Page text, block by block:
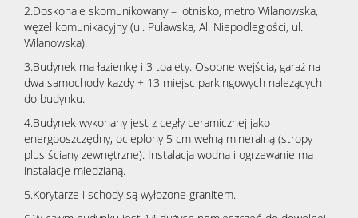
2.Doskonale skomunikowany – lotnisko, metro Wilanowska,
węzeł komunikacyjny (ul. Puławska, Al. Niepodległości, ul.
Wilanowska).
3.Budynek ma łazienkę i 3 toalety. Osobne wejścia, garaż na
dwa samochody każdy + 13 miejsc parkingowych należących
do budynku.
4.Budynek wykonany jest z cegły ceramicznej jako
energooszczędny, ocieplony 5 cm wełną mineralną (stropy
plus ściany zewnętrzne). Instalacja wodna i ogrzewanie ma
instalacje miedzianą.
5.Korytarze i schody są wyłożone granitem.